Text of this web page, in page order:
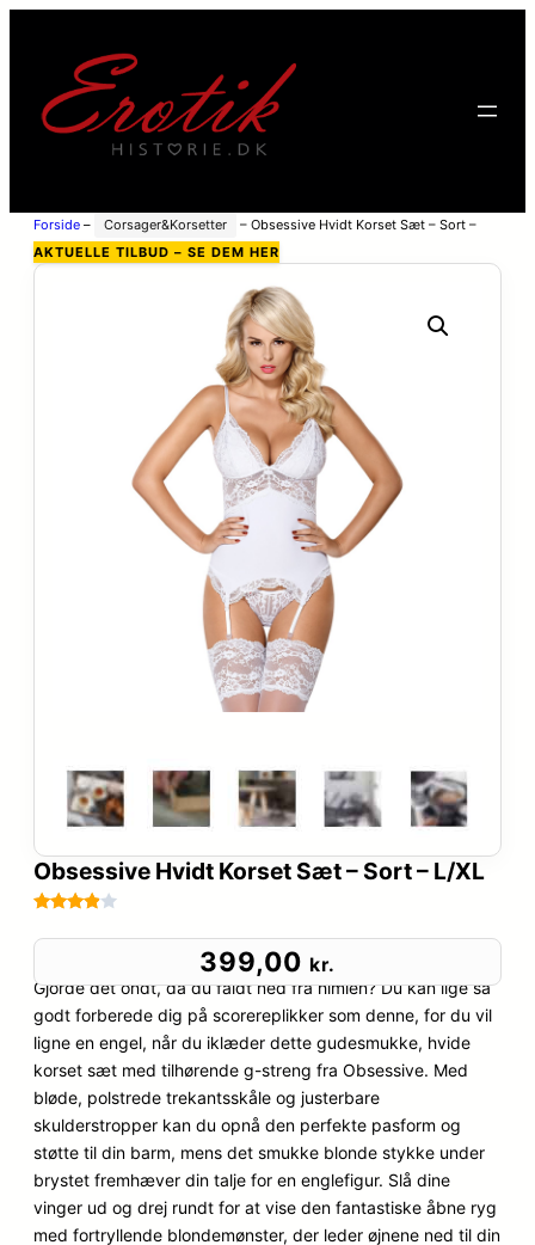
Forside – Corsager&Korsetter – Obsessive Hvidt Korset Sæt – Sort –
L/XL
AKTUELLE TILBUD – SE DEM HER
Obsessive Hvidt Korset Sæt – Sort – L/XL
som
af 5
baseret
på
kundebed
ømmels
er
399,00 kr.
Gjorde det ondt, da du faldt ned fra himlen? Du kan lige så
godt forberede dig på scorereplikker som denne, for du vil
ligne en engel, når du iklæder dette gudesmukke, hvide
korset sæt med tilhørende g-streng fra Obsessive. Med
bløde, polstrede trekantsskåle og justerbare
skulderstropper kan du opnå den perfekte pasform og
støtte til din barm, mens det smukke blonde stykke under
brystet fremhæver din talje for en englefigur. Slå dine
vinger ud og drej rundt for at vise den fantastiske åbne ryg
med fortryllende blondemønster, der leder øjnene ned til din